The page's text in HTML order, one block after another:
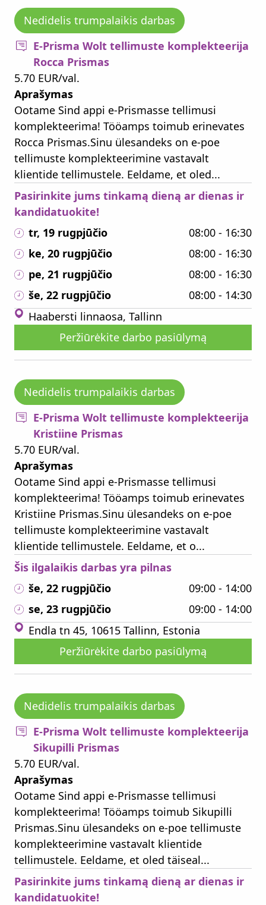
Nedidelis trumpalaikis darbas
E-Prisma Wolt tellimuste komplekteerija
Rocca Prismas
5.70 EUR/val.
Aprašymas
Ootame Sind appi e-Prismasse tellimusi
komplekteerima! Tööamps toimub erinevates
Rocca Prismas.Sinu ülesandeks on e-poe
tellimuste komplekteerimine vastavalt
klientide tellimustele. Eeldame, et oled...
Pasirinkite jums tinkamą dieną ar dienas ir
kandidatuokite!
tr, 19 rugpjūčio
08:00 - 16:30
ke, 20 rugpjūčio
08:00 - 16:30
pe, 21 rugpjūčio
08:00 - 16:30
še, 22 rugpjūčio
08:00 - 14:30
Haabersti linnaosa, Tallinn
Peržiūrėkite darbo pasiūlymą
Nedidelis trumpalaikis darbas
E-Prisma Wolt tellimuste komplekteerija
Kristiine Prismas
5.70 EUR/val.
Aprašymas
Ootame Sind appi e-Prismasse tellimusi
komplekteerima! Tööamps toimub erinevates
Kristiine Prismas.Sinu ülesandeks on e-poe
tellimuste komplekteerimine vastavalt
klientide tellimustele. Eeldame, et o...
Šis ilgalaikis darbas yra pilnas
še, 22 rugpjūčio
09:00 - 14:00
se, 23 rugpjūčio
09:00 - 14:00
Endla tn 45, 10615 Tallinn, Estonia
Peržiūrėkite darbo pasiūlymą
Nedidelis trumpalaikis darbas
E-Prisma Wolt tellimuste komplekteerija
Sikupilli Prismas
5.70 EUR/val.
Aprašymas
Ootame Sind appi e-Prismasse tellimusi
komplekteerima! Tööamps toimub Sikupilli
Prismas.Sinu ülesandeks on e-poe tellimuste
komplekteerimine vastavalt klientide
tellimustele. Eeldame, et oled täiseal...
Pasirinkite jums tinkamą dieną ar dienas ir
kandidatuokite!